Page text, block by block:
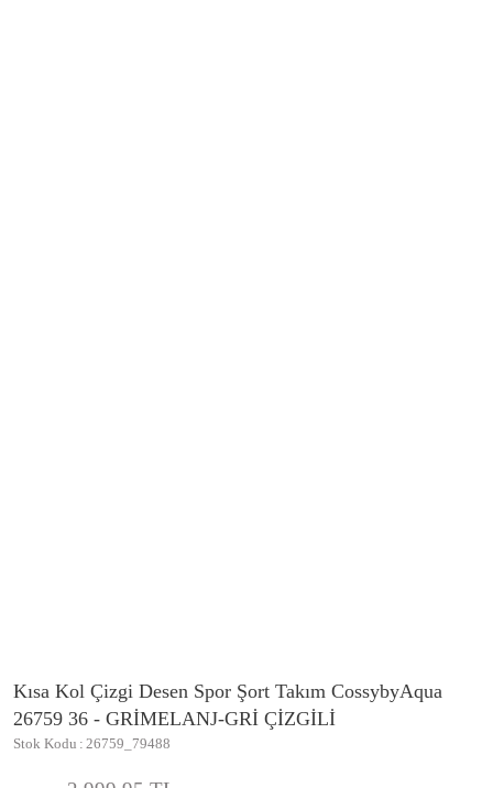
Kısa Kol Çizgi Desen Spor Şort Takım CossybyAqua
26759 36 - GRİMELANJ-GRİ ÇİZGİLİ
Stok Kodu 26759_79488